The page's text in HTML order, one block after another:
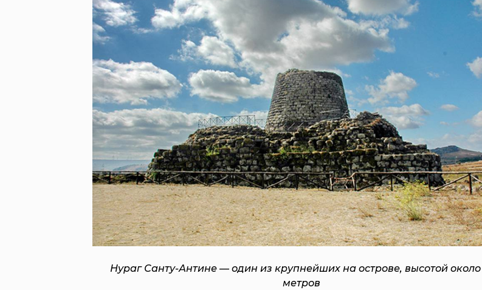
Нураг Санту-Антине — один из крупнейших на острове, высотой около
метров